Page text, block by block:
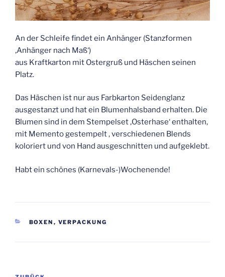
An der Schleife findet ein Anhänger (Stanzformen
‚Anhänger nach Maß‘)
aus Kraftkarton mit Ostergruß und Häschen seinen
Platz.
Das Häschen ist nur aus Farbkarton Seidenglanz
ausgestanzt und hat ein Blumenhalsband erhalten. Die
Blumen sind in dem Stempelset ‚Osterhase‘ enthalten,
mit Memento gestempelt , verschiedenen Blends
koloriert und von Hand ausgeschnitten und aufgeklebt.
Habt ein schönes (Karnevals-)Wochenende!
KATEGORIEN
BOXEN , VERPACKUNG
Beitragsnavigation